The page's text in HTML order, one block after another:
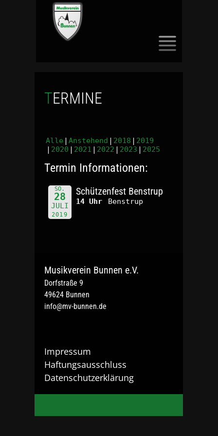
CONTENT
TERMINE
Alle Anstehend 2018
2019
2020
2021 2022 2023 2025
Termin Informationen:
SO.
28
JULI
2019
Schützenfest Benstrup
14 Uhr Benstrup
Musikverein Bunnen e.V.
Dorfstraße 9
49624 Bunnen
info@mv-bunnen.de
Impressum
Haftungsausschluss
Datenschutzerklärung